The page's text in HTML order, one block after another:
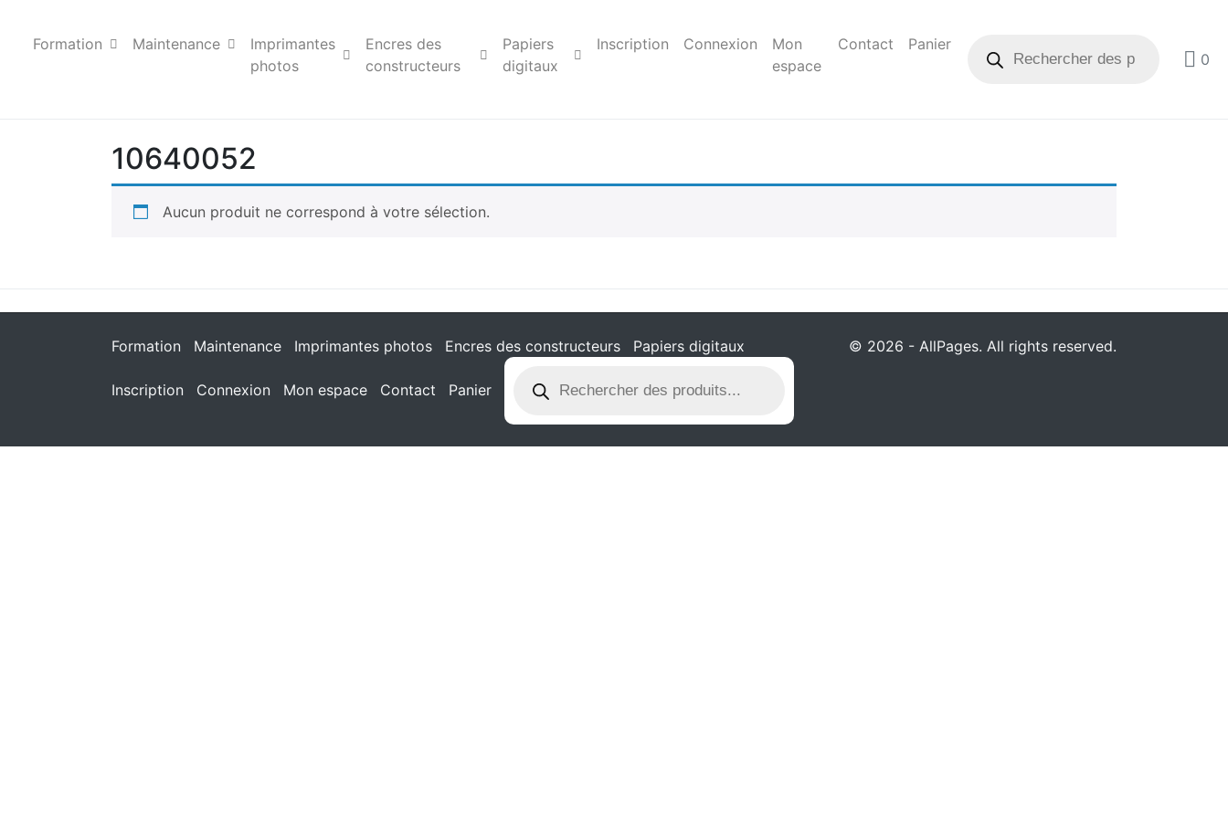
Formation Maintenance
Imprimantes
photos
Encres des
constructeurs
Papiers
digitaux
Inscription Connexion
Mon
espace
Contact
Panier
0
10640052
Aucun produit ne correspond à votre sélection.
Formation Maintenance Imprimantes photos Encres des constructeurs Papiers digitaux
Inscription Connexion Mon espace Contact Panier
© 2026 - AllPages. All rights reserved.